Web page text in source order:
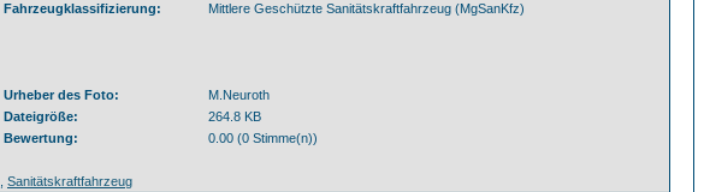
Fahrzeugklassifizierung: Mittlere Geschützte Sanitätskraftfahrzeug (MgSanKfz)
Urheber des Foto:
M.Neuroth
Dateigröße:
264.8 KB
Bewertung: 0.00 (0 Stimme(n))
Sanitätskraftfahrzeug